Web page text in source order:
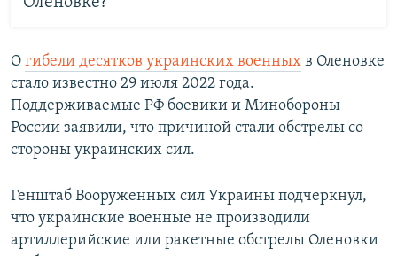
О гибели десятков украинских военных в Оленовке
стало известно 29 июля 2022 года.
Поддерживаемые РФ боевики и Минобороны
России заявили, что причиной стали обстрелы со
стороны украинских сил.
Генштаб Вооруженных сил Украины подчеркнул,
что украинские военные не производили
артиллерийские или ракетные обстрелы Оленовки